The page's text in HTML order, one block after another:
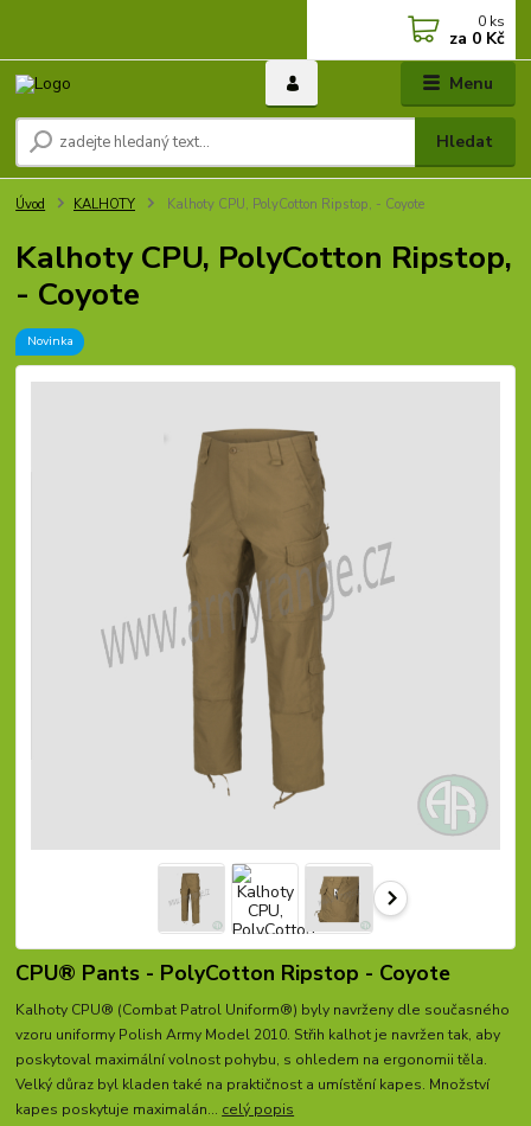
Menu
Hledat
0 ks
za 0 Kč
Úvod KALHOTY Kalhoty CPU, PolyCotton Ripstop, - Coyote
Kalhoty CPU, PolyCotton Ripstop,
- Coyote
Novinka
CPU® Pants - PolyCotton Ripstop - Coyote
Kalhoty CPU® (Combat Patrol Uniform®) byly navrženy dle současného
vzoru uniformy Polish Army Model 2010. Střih kalhot je navržen tak, aby
poskytoval maximální volnost pohybu, s ohledem na ergonomii těla.
Velký důraz byl kladen také na praktičnost a umístění kapes. Množství
kapes poskytuje maximalán... celý popis